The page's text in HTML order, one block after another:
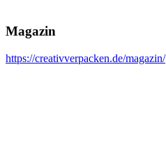
Magazin
https://creativverpacken.de/magazin/